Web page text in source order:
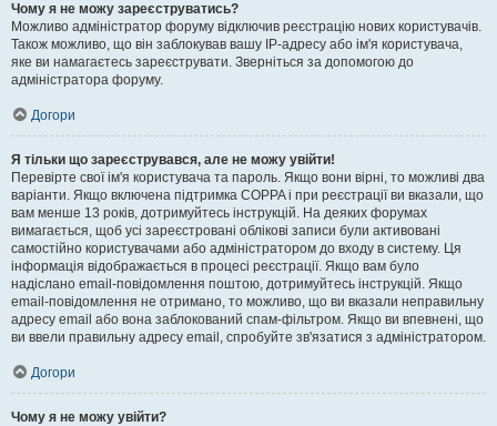
Чому я не можу зареєструватись?
Можливо адміністратор форуму відключив реєстрацію нових користувачів.
Також можливо, що він заблокував вашу IP-адресу або ім'я користувача,
яке ви намагаєтесь зареєструвати. Зверніться за допомогою до
адміністратора форуму.
Догори
Я тільки що зареєструвався, але не можу увійти!
Перевірте свої ім'я користувача та пароль. Якщо вони вірні, то можливі два
варіанти. Якщо включена підтримка COPPA і при реєстрації ви вказали, що
вам менше 13 років, дотримуйтесь інструкцій. На деяких форумах
вимагається, щоб усі зареєстровані облікові записи були активовані
самостійно користувачами або адміністратором до входу в систему. Ця
інформація відображається в процесі реєстрації. Якщо вам було
надіслано email-повідомлення поштою, дотримуйтесь інструкцій. Якщо
email-повідомлення не отримано, то можливо, що ви вказали неправильну
адресу email або вона заблокований спам-фільтром. Якщо ви впевнені, що
ви ввели правильну адресу email, спробуйте зв'язатися з адміністратором.
Догори
Чому я не можу увійти?